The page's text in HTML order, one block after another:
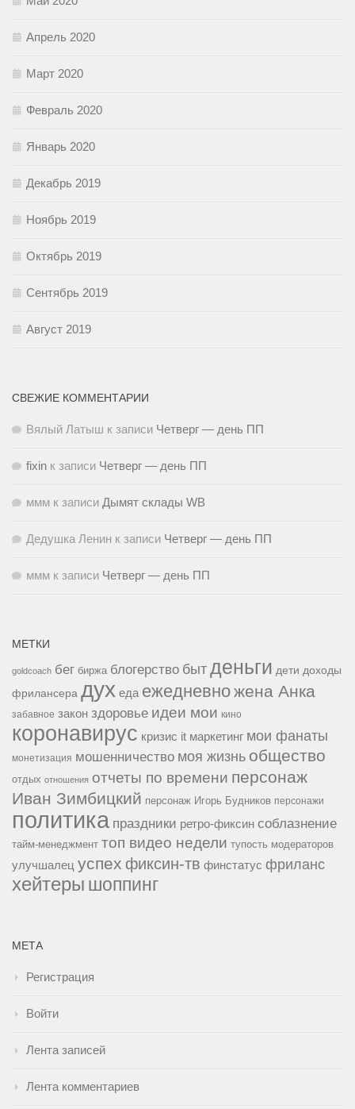
Апрель 2020
Март 2020
Февраль 2020
Январь 2020
Декабрь 2019
Ноябрь 2019
Октябрь 2019
Сентябрь 2019
Август 2019
СВЕЖИЕ КОММЕНТАРИИ
Вялый Латыш к записи Четверг — день ПП
fixin к записи Четверг — день ПП
ммм к записи Дымят склады WB
Дедушка Ленин к записи Четверг — день ПП
ммм к записи Четверг — день ПП
МЕТКИ
goldcoach бег биржа блогерство быт деньги дети доходы
фрилансера дух еда ежедневножена Анка
забавное закон здоровье идеи мои кино
коронавирус кризис it маркетинг мои фанаты
монетизация мошенничество моя жизнь общество
отдых отношения отчеты по времени персонаж
Иван Зимбицкий персонаж Игорь Будников персонажи
политика праздники ретро-фиксин соблазнение
тайм-менеджмент топ видео недели тупость модераторов
улучшалец успех фиксин-тв финстатус фриланс
хейтеры шоппинг
МЕТА
Регистрация
Войти
Лента записей
Лента комментариев